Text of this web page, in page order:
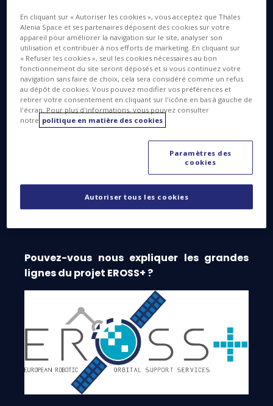
© Boris Wilensky / Human Value
De projet en projet, j’ai acquis une expertise en
ingénierie mécanique en particulier. J’ai travaillé sur
des matériaux très spécifiques, pour des structures
hyper stables : les structures en céramique ou les
miroirs optiques que l’on trouve notamment dans
les charges utiles de certains satellites
d’observation de la Terre. J’ai ensuite occupé
la R&D avant de devenir Coordinatrice du projet
EROSS+ (European Robotic Orbital Support
Services) en 2020.
Pouvez-vous nous expliquer les grandes
lignes du projet EROSS+ ?
En cliquant sur « Autoriser les cookies », vous acceptez que Thales
Alenia Space et ses partenaires déposent des cookies sur votre
appareil pour améliorer la navigation sur le site, analyser son
utilisation et contribuer à nos efforts de marketing. En cliquant sur
« Refuser les cookies », seul les cookies nécessaires au bon
fonctionnement du site seront déposés et si vous continuez votre
navigation sans faire de choix, cela sera considéré comme un refus
au dépôt de cookies. Vous pouvez modifier vos préférences et
retirer votre consentement en cliquant sur l'icône en bas à gauche de
l'écran. Pour plus d'informations, vous pouvez consulter
notre politique en matière des cookies
Paramètres des
cookies
Autoriser tous les cookies